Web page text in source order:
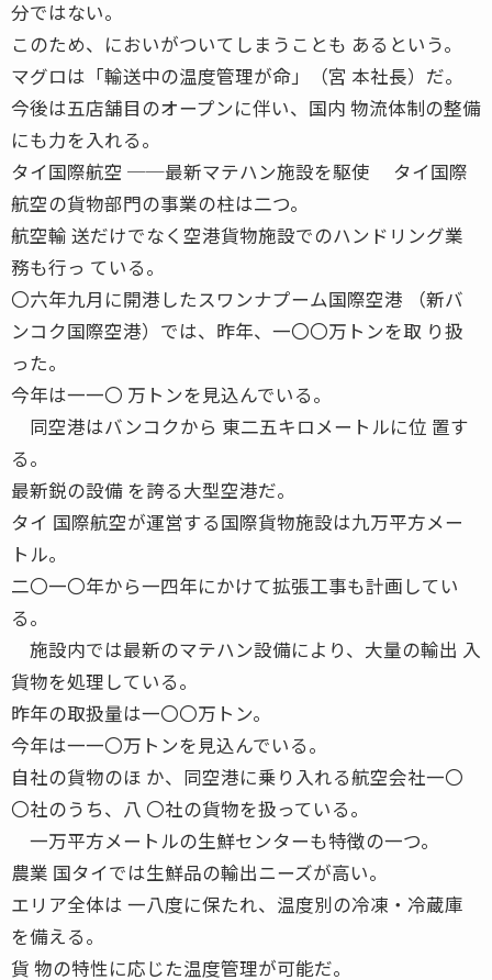
分ではない。
このため、においがついてしまうことも あるという。
マグロは「輸送中の温度管理が命」（宮 本社長）だ。
今後は五店舗目のオープンに伴い、国内 物流体制の整備
にも力を入れる。
タイ国際航空 ──最新マテハン施設を駆使 タイ国際
航空の貨物部門の事業の柱は二つ。
航空輸 送だけでなく空港貨物施設でのハンドリング業
務も行っ ている。
〇六年九月に開港したスワンナプーム国際空港 （新バ
ンコク国際空港）では、昨年、一〇〇万トンを取 り扱
った。
今年は一一〇 万トンを見込んでいる。
同空港はバンコクから 東二五キロメートルに位 置す
る。
最新鋭の設備 を誇る大型空港だ。
タイ 国際航空が運営する国際貨物施設は九万平方メー
トル。
二〇一〇年から一四年にかけて拡張工事も計画してい
る。
施設内では最新のマテハン設備により、大量の輸出 入
貨物を処理している。
昨年の取扱量は一〇〇万トン。
今年は一一〇万トンを見込んでいる。
自社の貨物のほ か、同空港に乗り入れる航空会社一〇
〇社のうち、八 〇社の貨物を扱っている。
一万平方メートルの生鮮センターも特徴の一つ。
農業 国タイでは生鮮品の輸出ニーズが高い。
エリア全体は 一八度に保たれ、温度別の冷凍・冷蔵庫
を備える。
貨 物の特性に応じた温度管理が可能だ。